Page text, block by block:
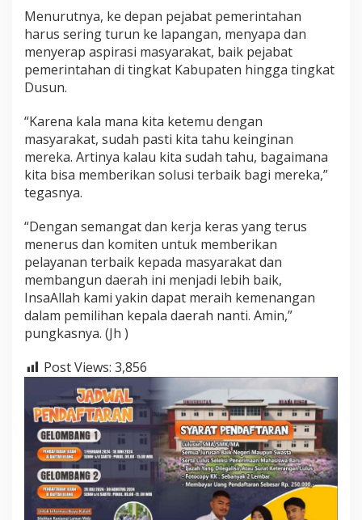
Menurutnya, ke depan pejabat pemerintahan
harus sering turun ke lapangan, menyapa dan
menyerap aspirasi masyarakat, baik pejabat
pemerintahan di tingkat Kabupaten hingga tingkat
Dusun.
“Karena kala mana kita ketemu dengan
masyarakat, sudah pasti kita tahu keinginan
mereka. Artinya kalau kita sudah tahu, bagaimana
kita bisa memberikan solusi terbaik bagi mereka,”
tegasnya.
“Dengan semangat dan kerja keras yang terus
menerus dan komiten untuk memberikan
pelayanan terbaik kepada masyarakat dan
membangun daerah ini menjadi lebih baik,
InsaAllah kami yakin dapat meraih kemenangan
dalam pemilihan kepala daerah nanti. Amin,”
pungkasnya. (Jh )
Post Views: 3,856